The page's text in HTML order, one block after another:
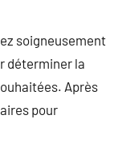
soigneusement
déterminer la
Après
pour